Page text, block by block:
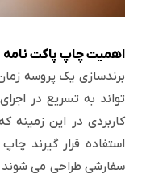
اهمیت چاپ پاکت نامه
برندسازی یک پروسه
تواند به تسریع در
کاربردی در این زمینه
استفاده قرار گیرند
سفارشی طراحی می شوند